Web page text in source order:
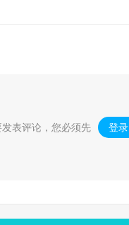
发表评论，您必须先 登录